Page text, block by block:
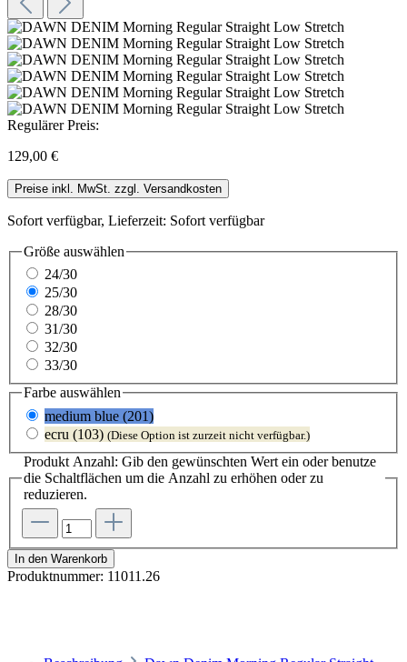
Regulärer Preis:
129,00 €
Preise inkl. MwSt. zzgl. Versandkosten
Sofort verfügbar, Lieferzeit: Sofort verfügbar
Größe auswählen
24/30
25/30
28/30
31/30
32/30
33/30
Farbe auswählen
medium blue (201)
ecru (103) (Diese Option ist zurzeit nicht verfügbar.)
Produkt Anzahl: Gib den gewünschten Wert ein oder benutze
die Schaltflächen um die Anzahl zu erhöhen oder zu
reduzieren.
In den Warenkorb
Produktnummer: 11011.26